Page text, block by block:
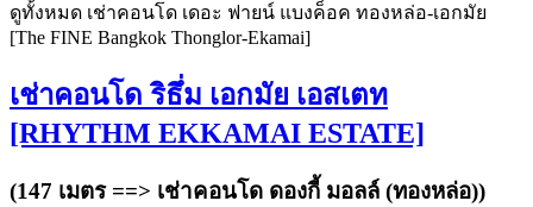
ดูทั้งหมด เช่าคอนโด เดอะ ฟายน์ แบงค็อค ทองหล่อ-เอกมัย
[The FINE Bangkok Thonglor-Ekamai]
เช่าคอนโด ริธึ่ม เอกมัย เอสเตท
[RHYTHM EKKAMAI ESTATE]
(147 เมตร ==> เช่าคอนโด ดองกี้ มอลล์ (ทองหล่อ))